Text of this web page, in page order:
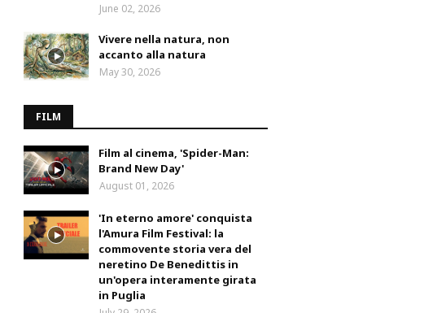
June 02, 2026
Vivere nella natura, non
accanto alla natura
May 30, 2026
FILM
Film al cinema, 'Spider-Man:
Brand New Day'
August 01, 2026
'In eterno amore' conquista
l'Amura Film Festival: la
commovente storia vera del
neretino De Benedittis in
un'opera interamente girata
in Puglia